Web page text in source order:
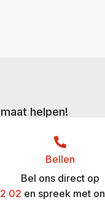
helpen!
Bellen
Bel ons direct op
02 en spreek met